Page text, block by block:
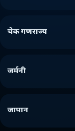
चेक गणराज्य
जर्मनी
जापान